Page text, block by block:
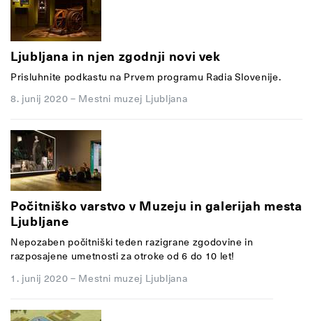
Ljubljana in njen zgodnji novi vek
Prisluhnite podkastu na Prvem programu Radia Slovenije.
8. junij 2020 – Mestni muzej Ljubljana
Počitniško varstvo v Muzeju in galerijah mesta
Ljubljane
Nepozaben počitniški teden razigrane zgodovine in
razposajene umetnosti za otroke od 6 do 10 let!
1. junij 2020 – Mestni muzej Ljubljana